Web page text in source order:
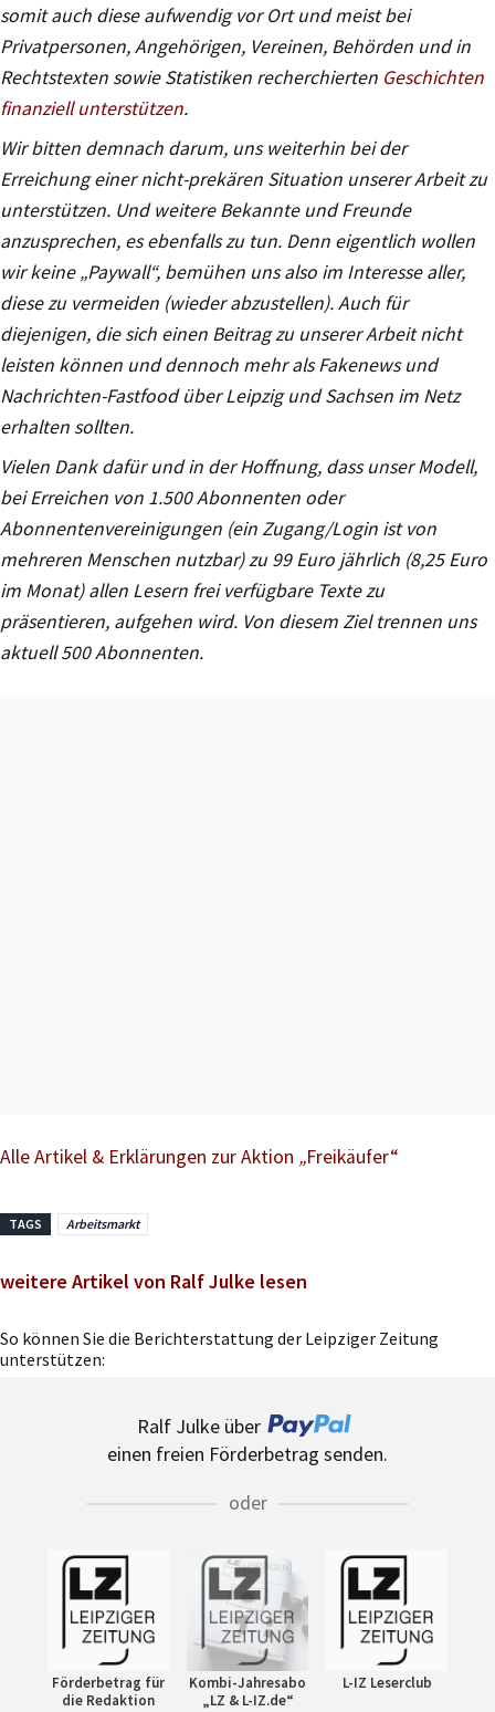
somit auch diese aufwendig vor Ort und meist bei
Privatpersonen, Angehörigen, Vereinen, Behörden und in
Rechtstexten sowie Statistiken recherchierten Geschichten
finanziell unterstützen.
Wir bitten demnach darum, uns weiterhin bei der
Erreichung einer nicht-prekären Situation unserer Arbeit zu
unterstützen. Und weitere Bekannte und Freunde
anzusprechen, es ebenfalls zu tun. Denn eigentlich wollen
wir keine „Paywall“, bemühen uns also im Interesse aller,
diese zu vermeiden (wieder abzustellen). Auch für
diejenigen, die sich einen Beitrag zu unserer Arbeit nicht
leisten können und dennoch mehr als Fakenews und
Nachrichten-Fastfood über Leipzig und Sachsen im Netz
erhalten sollten.
Vielen Dank dafür und in der Hoffnung, dass unser Modell,
bei Erreichen von 1.500 Abonnenten oder
Abonnentenvereinigungen (ein Zugang/Login ist von
mehreren Menschen nutzbar) zu 99 Euro jährlich (8,25 Euro
im Monat) allen Lesern frei verfügbare Texte zu
präsentieren, aufgehen wird. Von diesem Ziel trennen uns
aktuell 500 Abonnenten.
Alle Artikel & Erklärungen zur Aktion „Freikäufer“
TAGS Arbeitsmarkt
weitere Artikel von Ralf Julke lesen
So können Sie die Berichterstattung der Leipziger Zeitung
unterstützen:
Ralf Julke über
einen freien Förderbetrag senden.
oder
Förderbetrag für
die Redaktion
Kombi-Jahresabo
„LZ & L-IZ.de“
L-IZ Leserclub